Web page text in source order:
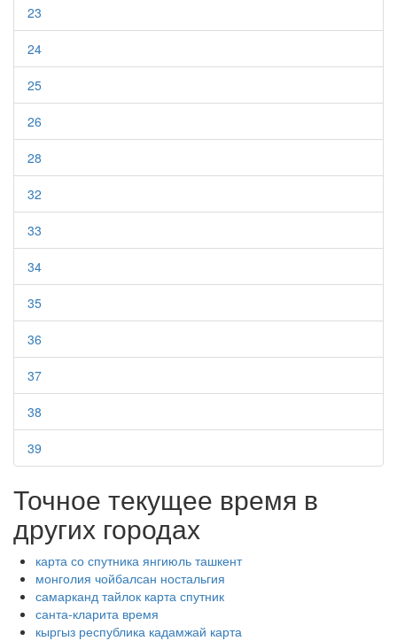
23
24
25
26
28
32
33
34
35
36
37
38
39
Точное текущее время в
других городах
карта со спутника янгиюль ташкент
монголия чойбалсан ностальгия
самарканд тайлок карта спутник
санта-кларита время
кыргыз республика кадамжай карта